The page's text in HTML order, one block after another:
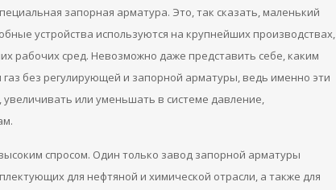
запорная арматура. Это, так сказать, маленький
устройства используются на крупнейших производствах,
рабочих сред. Невозможно даже представить себе, каким
без регулирующей и запорной арматуры, ведь именно эти
или уменьшать в системе давление,
спросом. Один только завод запорной арматуры
для нефтяной и химической отрасли, а также для